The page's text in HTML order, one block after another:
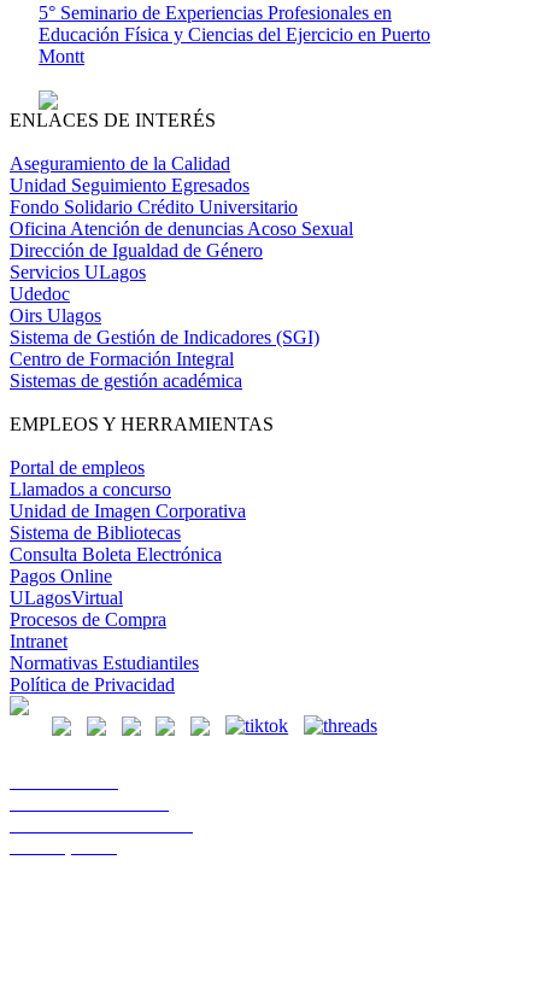
5° Seminario de Experiencias Profesionales en
Educación Física y Ciencias del Ejercicio en Puerto
Montt
ENLACES DE INTERÉS
Aseguramiento de la Calidad
Unidad Seguimiento Egresados
Fondo Solidario Crédito Universitario
Oficina Atención de denuncias Acoso Sexual
Dirección de Igualdad de Género
Servicios ULagos
Udedoc
Oirs Ulagos
Sistema de Gestión de Indicadores (SGI)
Centro de Formación Integral
Sistemas de gestión académica
EMPLEOS Y HERRAMIENTAS
Portal de empleos
Llamados a concurso
Unidad de Imagen Corporativa
Sistema de Bibliotecas
Consulta Boleta Electrónica
Pagos Online
ULagosVirtual
Procesos de Compra
Intranet
Normativas Estudiantiles
Política de Privacidad